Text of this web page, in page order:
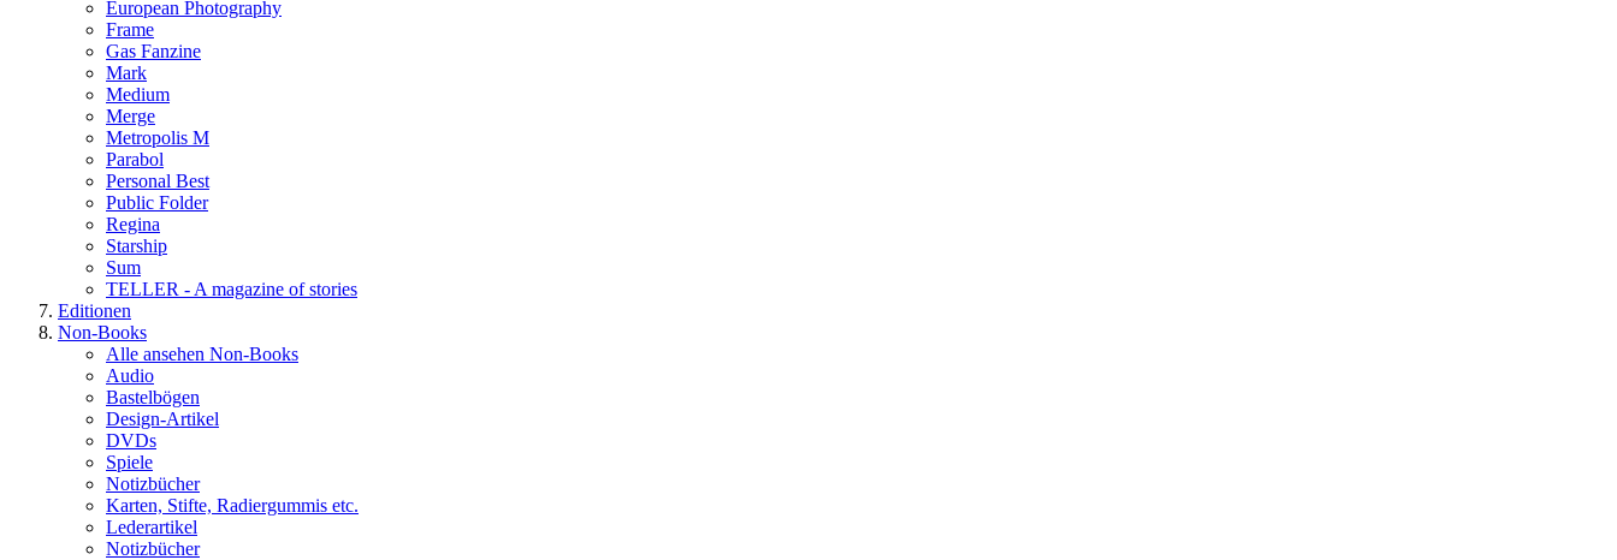
European Photography
Frame
Gas Fanzine
Mark
Medium
Merge
Metropolis M
Parabol
Personal Best
Public Folder
Regina
Starship
Sum
TELLER - A magazine of stories
Editionen
Non-Books
Alle ansehen Non-Books
Audio
Bastelbögen
Design-Artikel
DVDs
Spiele
Notizbücher
Karten, Stifte, Radiergummis etc.
Lederartikel
Notizbücher